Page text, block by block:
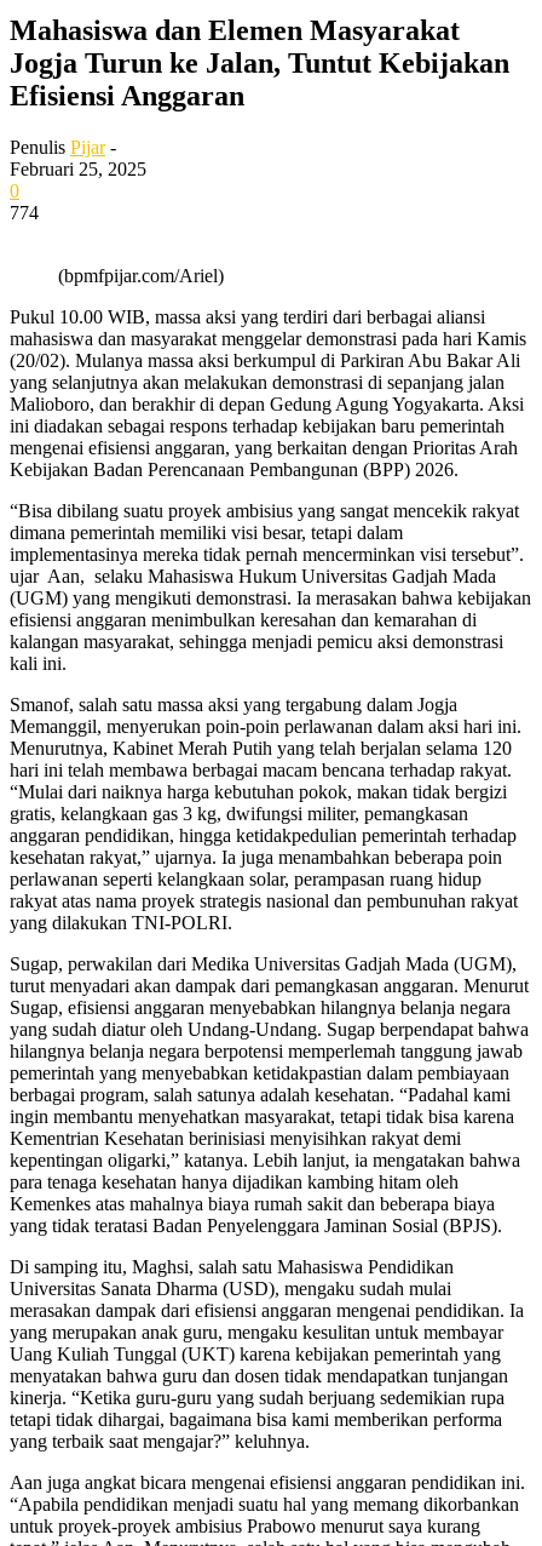
Mahasiswa dan Elemen Masyarakat
Jogja Turun ke Jalan, Tuntut Kebijakan
Efisiensi Anggaran
Penulis Pijar-
Februari 25, 2025
0
774
(bpmfpijar.com/Ariel)
Pukul 10.00 WIB, massa aksi yang terdiri dari berbagai aliansi
mahasiswa dan masyarakat menggelar demonstrasi pada hari Kamis
(20/02). Mulanya massa aksi berkumpul di Parkiran Abu Bakar Ali
yang selanjutnya akan melakukan demonstrasi di sepanjang jalan
Malioboro, dan berakhir di depan Gedung Agung Yogyakarta. Aksi
ini diadakan sebagai respons terhadap kebijakan baru pemerintah
mengenai efisiensi anggaran, yang berkaitan dengan Prioritas Arah
Kebijakan Badan Perencanaan Pembangunan (BPP) 2026.
“Bisa dibilang suatu proyek ambisius yang sangat mencekik rakyat
dimana pemerintah memiliki visi besar, tetapi dalam
implementasinya mereka tidak pernah mencerminkan visi tersebut”.
ujar Aan, selaku Mahasiswa Hukum Universitas Gadjah Mada
(UGM) yang mengikuti demonstrasi. Ia merasakan bahwa kebijakan
efisiensi anggaran menimbulkan keresahan dan kemarahan di
kalangan masyarakat, sehingga menjadi pemicu aksi demonstrasi
kali ini.
Smanof, salah satu massa aksi yang tergabung dalam Jogja
Memanggil, menyerukan poin-poin perlawanan dalam aksi hari ini.
Menurutnya, Kabinet Merah Putih yang telah berjalan selama 120
hari ini telah membawa berbagai macam bencana terhadap rakyat.
“Mulai dari naiknya harga kebutuhan pokok, makan tidak bergizi
gratis, kelangkaan gas 3 kg, dwifungsi militer, pemangkasan
anggaran pendidikan, hingga ketidakpedulian pemerintah terhadap
kesehatan rakyat,” ujarnya. Ia juga menambahkan beberapa poin
perlawanan seperti kelangkaan solar, perampasan ruang hidup
rakyat atas nama proyek strategis nasional dan pembunuhan rakyat
yang dilakukan TNI-POLRI.
Sugap, perwakilan dari Medika Universitas Gadjah Mada (UGM),
turut menyadari akan dampak dari pemangkasan anggaran. Menurut
Sugap, efisiensi anggaran menyebabkan hilangnya belanja negara
yang sudah diatur oleh Undang-Undang. Sugap berpendapat bahwa
hilangnya belanja negara berpotensi memperlemah tanggung jawab
pemerintah yang menyebabkan ketidakpastian dalam pembiayaan
berbagai program, salah satunya adalah kesehatan. “Padahal kami
ingin membantu menyehatkan masyarakat, tetapi tidak bisa karena
Kementrian Kesehatan berinisiasi menyisihkan rakyat demi
kepentingan oligarki,” katanya. Lebih lanjut, ia mengatakan bahwa
para tenaga kesehatan hanya dijadikan kambing hitam oleh
Kemenkes atas mahalnya biaya rumah sakit dan beberapa biaya
yang tidak teratasi Badan Penyelenggara Jaminan Sosial (BPJS).
Di samping itu, Maghsi, salah satu Mahasiswa Pendidikan
Universitas Sanata Dharma (USD), mengaku sudah mulai
merasakan dampak dari efisiensi anggaran mengenai pendidikan. Ia
yang merupakan anak guru, mengaku kesulitan untuk membayar
Uang Kuliah Tunggal (UKT) karena kebijakan pemerintah yang
menyatakan bahwa guru dan dosen tidak mendapatkan tunjangan
kinerja. “Ketika guru-guru yang sudah berjuang sedemikian rupa
tetapi tidak dihargai, bagaimana bisa kami memberikan performa
yang terbaik saat mengajar?” keluhnya.
Aan juga angkat bicara mengenai efisiensi anggaran pendidikan ini.
“Apabila pendidikan menjadi suatu hal yang memang dikorbankan
untuk proyek-proyek ambisius Prabowo menurut saya kurang